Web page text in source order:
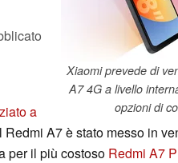
Xiaomi prevede di
A7 4G a livello
opzioni di
a
Redmi A7 è stato messo in
per il più costoso Redmi A7